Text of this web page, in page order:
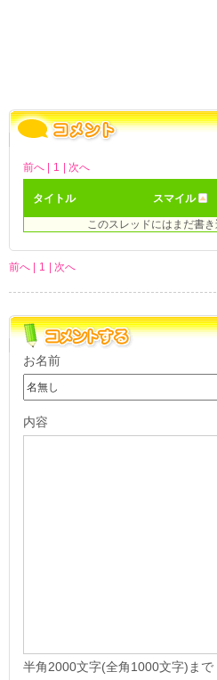
前へ | 1 | 次へ
タイトル スマイル
このスレッドにはまだ書き
前へ | 1 | 次へ
お名前
内容
半角2000文字(全角1000文字)まで